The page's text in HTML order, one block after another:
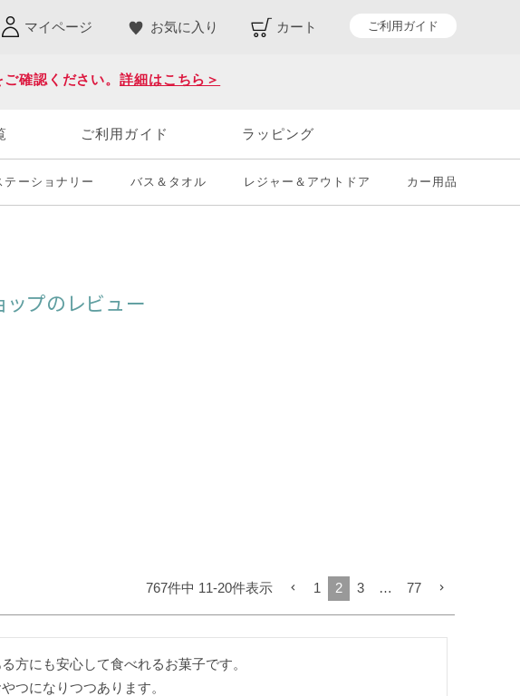
マイページ お気に入り カート ご利用ガイド
ご確認ください。詳細はこちら＞
ご利用ガイド ラッピング
テーショナリー バス＆タオル レジャー＆アウトドア カー用品
プのレビュー
767件中 11-20件表示 1 2 3 … 77
方にも安心して食べれるお菓子です。
つになりつつあります。